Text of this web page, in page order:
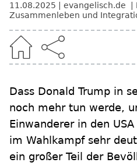
11.08.2025 evangelisch.de
Zusammenleben und
Dass Donald Trump in
noch mehr tun werde,
Einwanderer in den
im Wahlkampf sehr
ein großer Teil der